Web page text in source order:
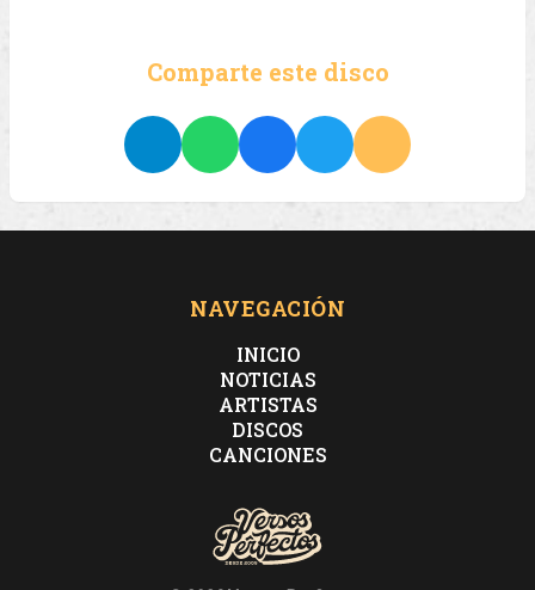
Comparte este disco
NAVEGACIÓN
INICIO
NOTICIAS
ARTISTAS
DISCOS
CANCIONES